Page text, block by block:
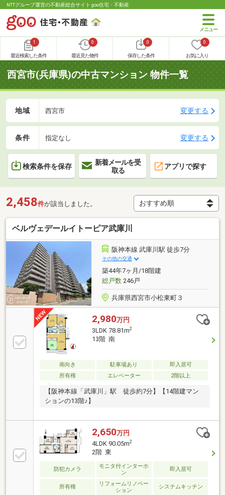
NTTグループ運営の不動産総合サイト goo住宅・不動産
1
最近検索した条件
0
最近見た物件
0
保存した条件
0
お気に入り
西宮市(兵庫県)の中古マンション 物件一覧
地域 西宮市 変更する
条件 指定なし 変更する
検索条件を保存
新着メールを受
取る
アプリで探す
2,458件が該当しました。
ベルヴェデールイトーピア武庫川
阪神本線 武庫川駅 徒歩7分
その他の交通
築44年7ヶ月/18階建
総戸数246戸
兵庫県西宮市小松東町３
2,980万円
3LDK 78.81m2
13階 南
南向き 駐車場あり
即入居可
所有権
エレベーター 2階以上
【阪神本線「武庫川」駅 徒歩約7分】【14階建マン
ションの13階♪】
2,650万円
4LDK 90.05m2
2階 東
防犯カメラ
モニタ付インターホ
ン
即入居可
所有権
リフォームリノベー
ション
システムキッチン